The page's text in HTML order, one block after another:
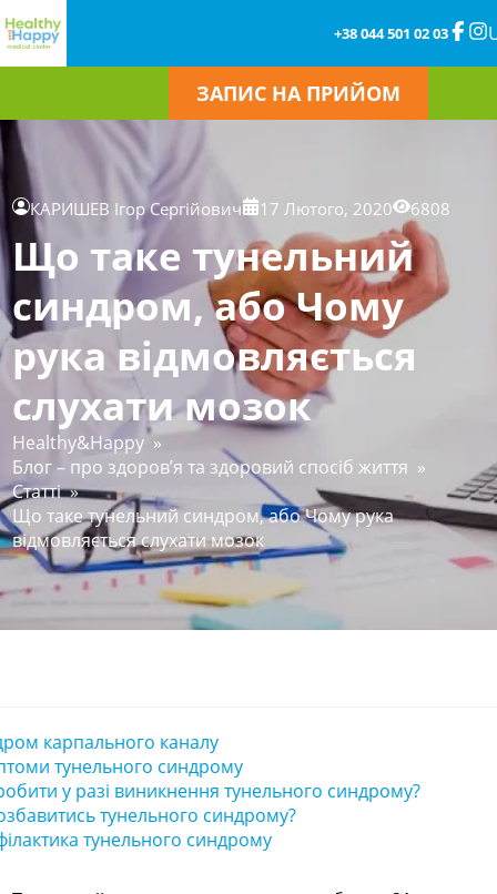
+38 044 501 02 03
ЗАПИС НА ПРИЙОМ
КАРИШЕВ Ігор Сергійович 17 Лютого, 2020 6808
Що таке тунельний
синдром, або Чому
рука відмовляється
слухати мозок
Healthy&Happy »
Блог – про здоров’я та здоровий спосіб життя »
Статті »
Що таке тунельний синдром, або Чому рука
відмовляється слухати мозок
карпального каналу
тунельного синдрому
у разі виникнення тунельного синдрому?
тунельного синдрому?
тунельного синдрому